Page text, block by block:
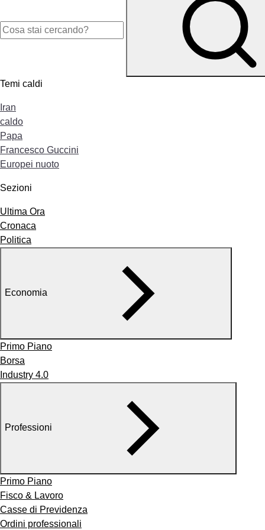
Temi caldi
Iran
caldo
Papa
Francesco Guccini
Europei nuoto
Sezioni
Ultima Ora
Cronaca
Politica
Economia
Primo Piano
Borsa
Industry 4.0
Professioni
Primo Piano
Fisco & Lavoro
Casse di Previdenza
Ordini professionali